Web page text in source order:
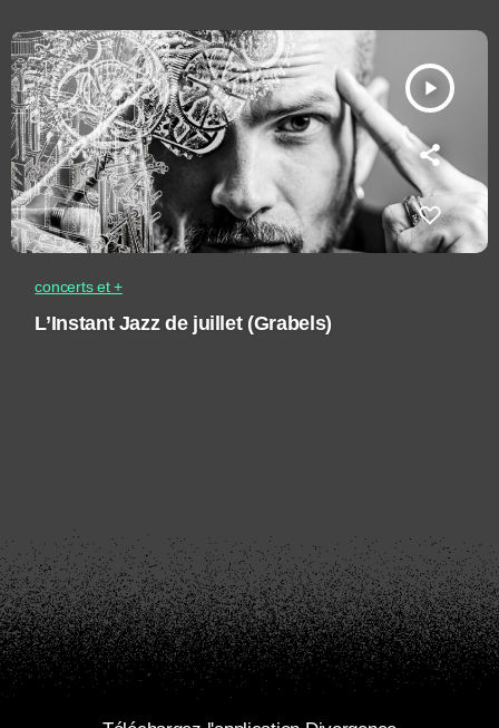
play_arrow
concerts et +
L’Instant Jazz de juillet (Grabels)